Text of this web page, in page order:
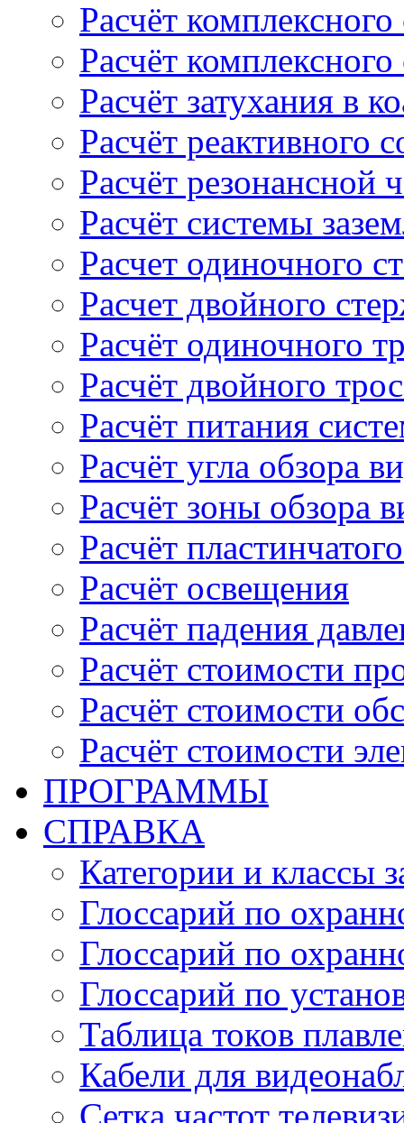
Расчёт
Расчёт
Расчёт затухания в
Расчёт реактивного
Расчёт резонансной
Расчёт системы
Расчет одиночного
Расчет двойного
Расчёт одиночного
Расчёт двойного
Расчёт питания
Расчёт угла обзора
Расчёт зоны обзора
Расчёт
Расчёт освещения
Расчёт падения
Расчёт стоимости
Расчёт стоимости
Расчёт стоимости
ПРОГРАММЫ
СПРАВКА
Категории и классы
Глоссарий по
Глоссарий по
Глоссарий по
Таблица токов
Кабели для